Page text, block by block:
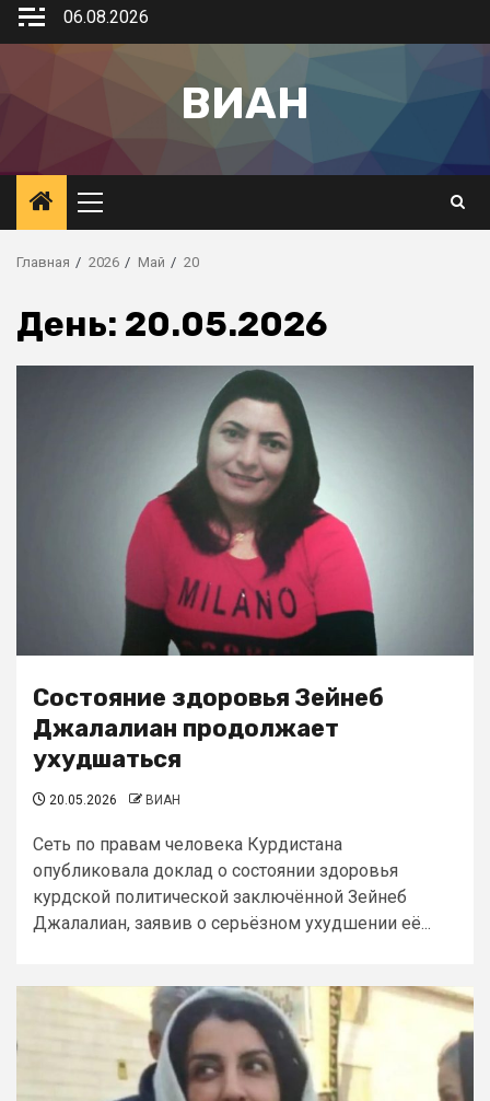
06.08.2026
ВИАН
Главная 2026 Май 20
День: 20.05.2026
Состояние здоровья Зейнеб
Джалалиан продолжает
ухудшаться
20.05.2026 ВИАН
Сеть по правам человека Курдистана
опубликовала доклад о состоянии здоровья
курдской политической заключённой Зейнеб
Джалалиан, заявив о серьёзном ухудшении её...